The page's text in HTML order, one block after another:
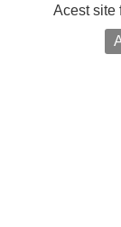
Acest site